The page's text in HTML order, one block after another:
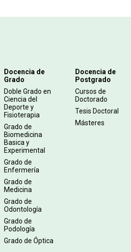
Docencia de
Grado
Doble Grado en
Ciencia del
Deporte y
Fisioterapia
Grado de
Biomedicina
Basica y
Experimental
Grado de
Enfermería
Grado de
Medicina
Grado de
Odontología
Grado de
Podología
Grado de Óptica
Docencia de
Postgrado
Cursos de
Doctorado
Tesis Doctoral
Másteres